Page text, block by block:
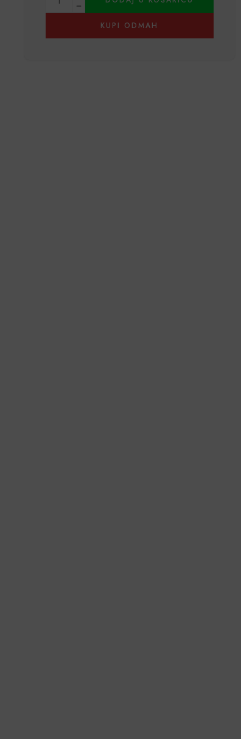
KUPI ODMAH